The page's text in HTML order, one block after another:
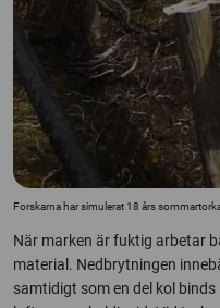
Forskarna har simulerat 18 års
När marken är fuktig arbetar
material. Nedbrytningen
samtidigt som en del kol